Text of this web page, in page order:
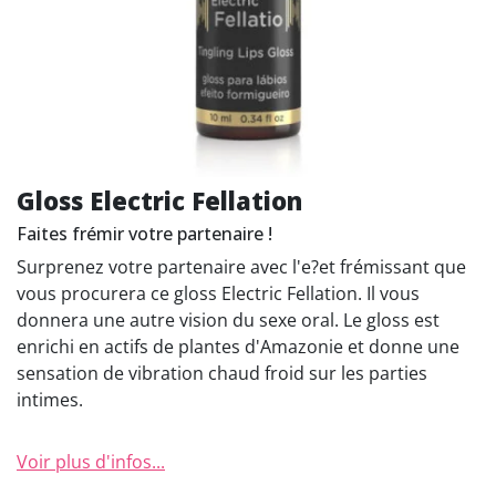
Gloss Electric Fellation
Faites frémir votre partenaire !
Surprenez votre partenaire avec l'e?et frémissant que
vous procurera ce gloss Electric Fellation. Il vous
donnera une autre vision du sexe oral. Le gloss est
enrichi en actifs de plantes d'Amazonie et donne une
sensation de vibration chaud froid sur les parties
intimes.
Voir plus d'infos...